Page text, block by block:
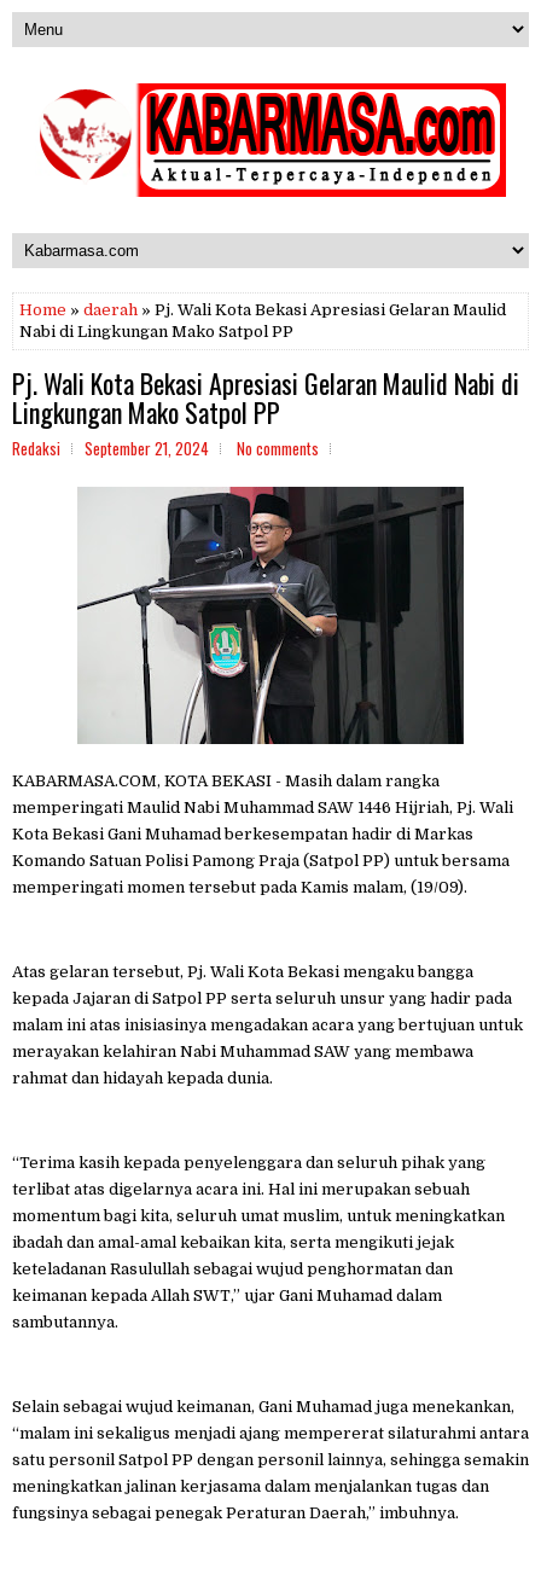
Home » daerah » Pj. Wali Kota Bekasi Apresiasi Gelaran Maulid
Nabi di Lingkungan Mako Satpol PP
Pj. Wali Kota Bekasi Apresiasi Gelaran Maulid Nabi di
Lingkungan Mako Satpol PP
Redaksi September 21, 2024 No comments
KABARMASA.COM, KOTA BEKASI - Masih dalam rangka
memperingati Maulid Nabi Muhammad SAW 1446 Hijriah, Pj. Wali
Kota Bekasi Gani Muhamad berkesempatan hadir di Markas
Komando Satuan Polisi Pamong Praja (Satpol PP) untuk bersama
memperingati momen tersebut pada Kamis malam, (19/09).
Atas gelaran tersebut, Pj. Wali Kota Bekasi mengaku bangga
kepada Jajaran di Satpol PP serta seluruh unsur yang hadir pada
malam ini atas inisiasinya mengadakan acara yang bertujuan untuk
merayakan kelahiran Nabi Muhammad SAW yang membawa
rahmat dan hidayah kepada dunia.
“Terima kasih kepada penyelenggara dan seluruh pihak yang
terlibat atas digelarnya acara ini. Hal ini merupakan sebuah
momentum bagi kita, seluruh umat muslim, untuk meningkatkan
ibadah dan amal-amal kebaikan kita, serta mengikuti jejak
keteladanan Rasulullah sebagai wujud penghormatan dan
keimanan kepada Allah SWT,” ujar Gani Muhamad dalam
sambutannya.
Selain sebagai wujud keimanan, Gani Muhamad juga menekankan,
“malam ini sekaligus menjadi ajang mempererat silaturahmi antara
satu personil Satpol PP dengan personil lainnya, sehingga semakin
meningkatkan jalinan kerjasama dalam menjalankan tugas dan
fungsinya sebagai penegak Peraturan Daerah,” imbuhnya.